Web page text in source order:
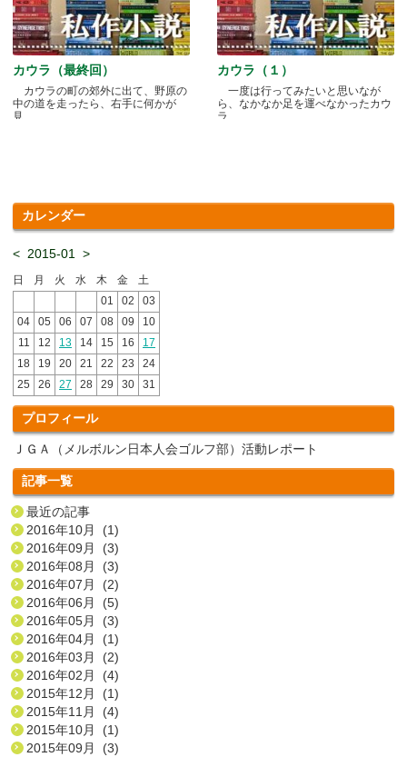
カウラ（最終回）
カウラの町の郊外に出て、野原の
中の道を走ったら、右手に何かが
見.....
カウラ（１）
一度は行ってみたいと思いなが
ら、なかなか足を運べなかったカウ
ラ.....
カレンダー
< 2015-01 >
日 月 火 水 木 金
土
01
02
03
04
05 06 07 08 09
10
11
12 13 14 15 16
17
18
19 20 21 22 23
24
25
26 27 28 29 30 31
プロフィール
ＪＧＡ（メルボルン日本人会ゴルフ部）活動レポート
記事一覧
最近の記事
2016年10月 (1)
2016年09月 (3)
2016年08月 (3)
2016年07月 (2)
2016年06月 (5)
2016年05月 (3)
2016年04月 (1)
2016年03月 (2)
2016年02月 (4)
2015年12月 (1)
2015年11月 (4)
2015年10月 (1)
2015年09月 (3)